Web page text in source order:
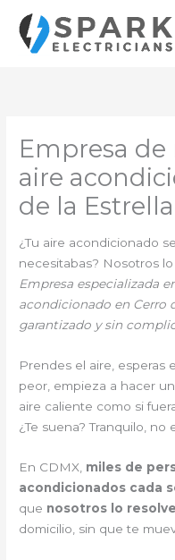
contenido
Empresa
aire
de la Estrella
¿Tu aire acondicionado
necesitabas? Nosotros
Empresa especializada
acondicionado en Cerro
garantizado y sin
Prendes el aire, esperas
peor, empieza a hacer
aire caliente como si
¿Te suena? Tranquilo, no
En CDMX, miles de
acondicionados cada
que nosotros lo
domicilio, sin que te